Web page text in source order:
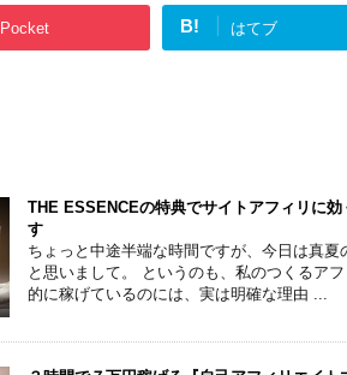
Pocket B! はてブ
THE ESSENCEの特典でサイトアフィリに
す
ちょっと中途半端な時間ですが、今日は真夏
と思いまして。 というのも、私のつくるア
的に稼げているのには、実は明確な理由 ...